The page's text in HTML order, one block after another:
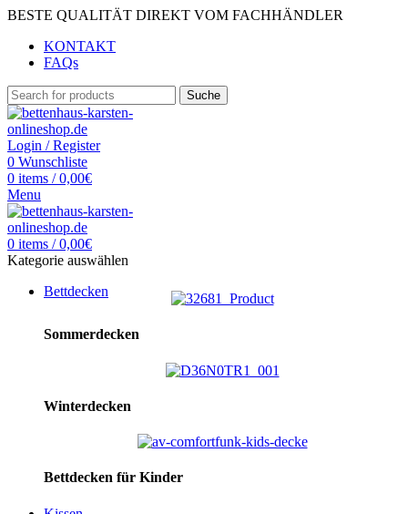
BESTE QUALITÄT DIREKT VOM FACHHÄNDLER
KONTAKT
FAQs
Suche
Login / Register
0 Wunschliste
0 items / 0,00€
Menu
0 items / 0,00€
Kategorie auswählen
Bettdecken
Sommerdecken
Winterdecken
Bettdecken für Kinder